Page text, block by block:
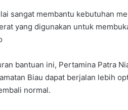
sangat membantu kebutuhan
yang digunakan untuk
bantuan ini, Pertamina Patra
Biau dapat berjalan lebih
normal.